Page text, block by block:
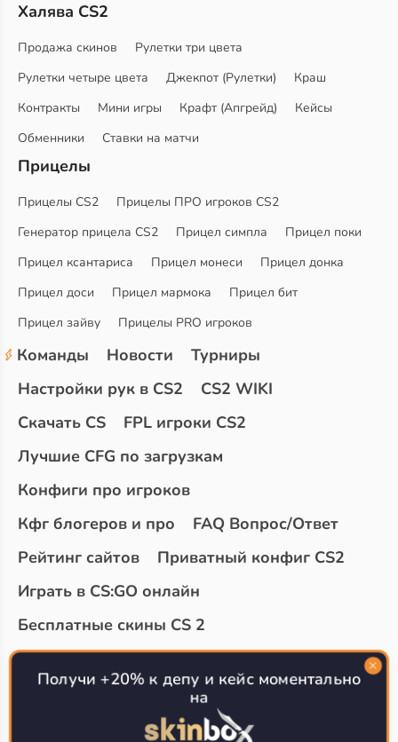
Халява CS2
Продажа скинов
Рулетки три цвета
Рулетки четыре цвета
Джекпот (Рулетки)
Краш
Контракты
Мини игры Крафт (Апгрейд)
Кейсы
Обменники
Ставки на матчи
Прицелы
Прицелы CS2
Прицелы ПРО игроков CS2
Генератор прицела CS2
Прицел симпла
Прицел поки
Прицел ксантариса
Прицел монеси
Прицел донка
Прицел доси
Прицел мармока
Прицел бит
Прицел зайву
Прицелы PRO игроков
Команды Новости
Турниры
Настройки рук в CS2
CS2 WIKI
Скачать CS
FPL игроки CS2
Лучшие CFG по загрузкам
Конфиги про игроков
Кфг блогеров и про
FAQ Вопрос/Ответ
Рейтинг сайтов
Приватный конфиг CS2
Играть в CS:GO онлайн
Бесплатные скины CS 2
Топ сайтов с халявой КС 2
О проекте
Получи +20% к депу и кейс моментально
на